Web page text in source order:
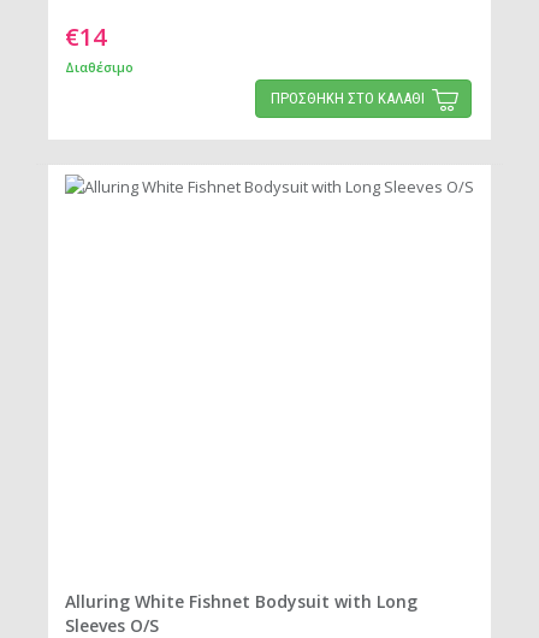
€14
Διαθέσιμο
ΠΡΟΣΘΗΚΗ ΣΤΟ ΚΑΛΑΘΙ
Alluring White Fishnet Bodysuit with Long
Sleeves O/S